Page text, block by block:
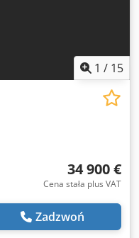
1 / 15
34 900 €
Cena stała plus VAT
Zadzwoń